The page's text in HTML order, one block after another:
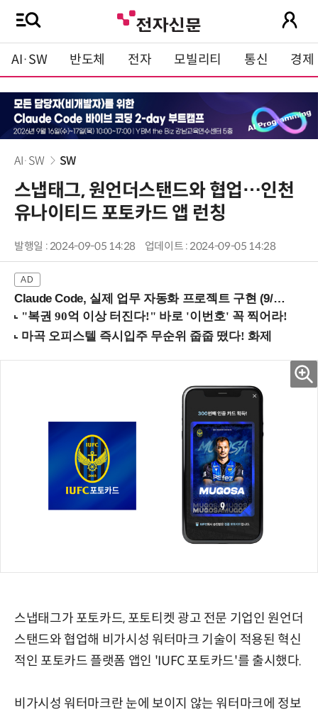
AI·SW 반도체 전자 모빌리티 통신 경제
AI·SW SW
스냅태그, 원언더스탠드와 협업…인천
유나이티드 포토카드 앱 런칭
발행일 : 2024-09-05 14:28 업데이트 : 2024-09-05 14:28
Claude Code, 실제 업무 자동화 프로젝트 구현 (9/16 ~17 강남역)
스냅태그가 포토카드, 포토티켓 광고 전문 기업인 원언더
스탠드와 협업해 비가시성 워터마크 기술이 적용된 혁신
적인 포토카드 플랫폼 앱인 'IUFC 포토카드'를 출시했다.
비가시성 워터마크란 눈에 보이지 않는 워터마크에 정보